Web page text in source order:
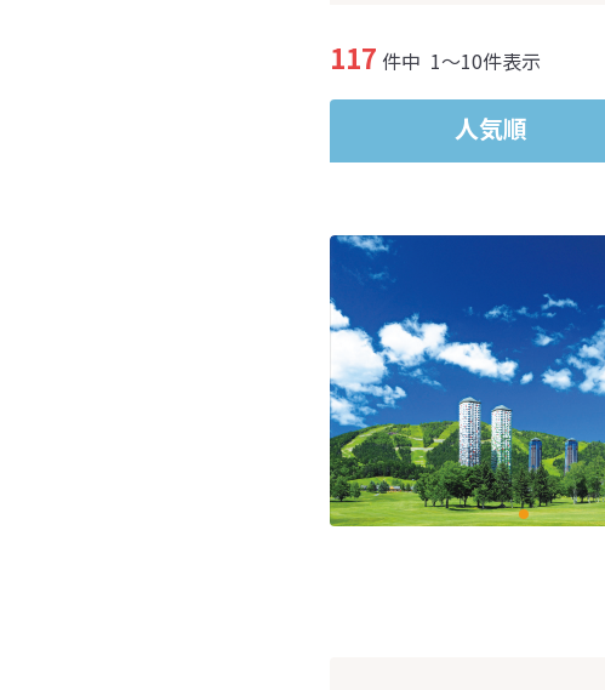
117 件中 1～10件表示
人気順